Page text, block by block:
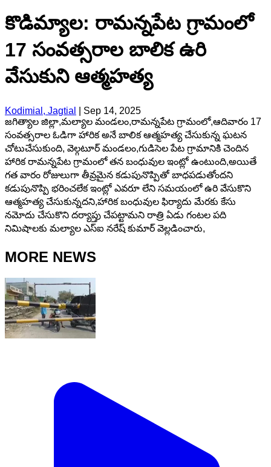
కొడిమ్యాల: రామన్నపేట గ్రామంలో
17 సంవత్సరాల బాలిక ఉరి
వేసుకుని ఆత్మహత్య
Kodimial, Jagtial
Sep 14, 2025
జగిత్యాల జిల్లా,మల్యాల మండలం,రామన్నపేట గ్రామంలో,ఆదివారం 17
సంవత్సరాల ఓడిగా హారిక అనే బాలిక ఆత్మహత్య చేసుకున్న ఘటన
చోటుచేసుకుంది, వెల్గటూర్ మండలం,గుడిసెల పేట గ్రామానికి చెందిన
హారిక రామన్నపేట గ్రామంలో తన బంధువుల ఇంట్లో ఉంటుంది,అయితే
గత వారం రోజులుగా తీవ్రమైన కడుపునొప్పితో బాధపడుతోందని
కడుపునొప్పి భరించలేక ఇంట్లో ఎవరూ లేని సమయంలో ఉరి వేసుకొని
ఆత్మహత్య చేసుకున్నదని,హారిక బంధువుల ఫిర్యాదు మేరకు కేసు
నమోదు చేసుకొని దర్యాప్తు చేపట్టామని రాత్రి ఏడు గంటల పది
నిమిషాలకు మల్యాల ఎస్ఐ నరేష్ కుమార్ వెల్లడించారు,
MORE NEWS